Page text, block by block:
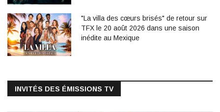
"La villa des cœurs brisés" de retour sur
TFX le 20 août 2026 dans une saison
inédite au Mexique
INVITÉS DES ÉMISSIONS TV